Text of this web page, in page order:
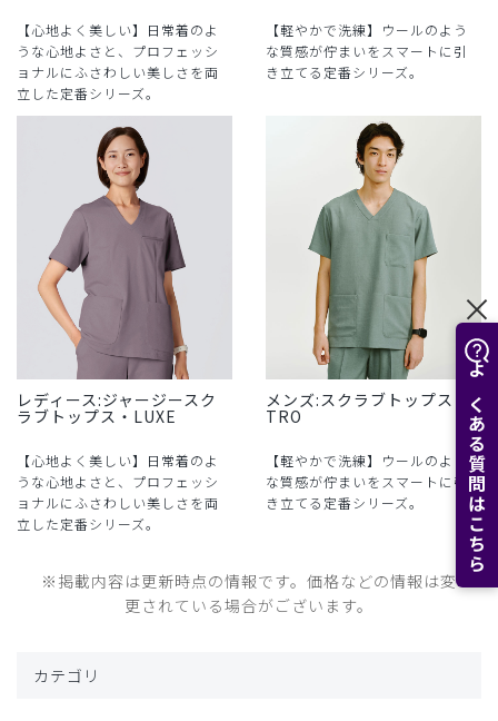
よくある質問はこちら
【心地よく美しい】日常着のよ
うな心地よさと、プロフェッシ
ョナルにふさわしい美しさを両
立した定番シリーズ。
【軽やかで洗練】ウールのよう
な質感が佇まいをスマートに引
き立てる定番シリーズ。
レディース:ジャージースク
ラブトップス・LUXE
【心地よく美しい】日常着のよ
うな心地よさと、プロフェッシ
ョナルにふさわしい美しさを両
立した定番シリーズ。
メンズ:スクラブトップス・
TRO
【軽やかで洗練】ウールのよう
な質感が佇まいをスマートに引
き立てる定番シリーズ。
※掲載内容は更新時点の情報です。価格などの情報は変
更されている場合がございます。
カテゴリ